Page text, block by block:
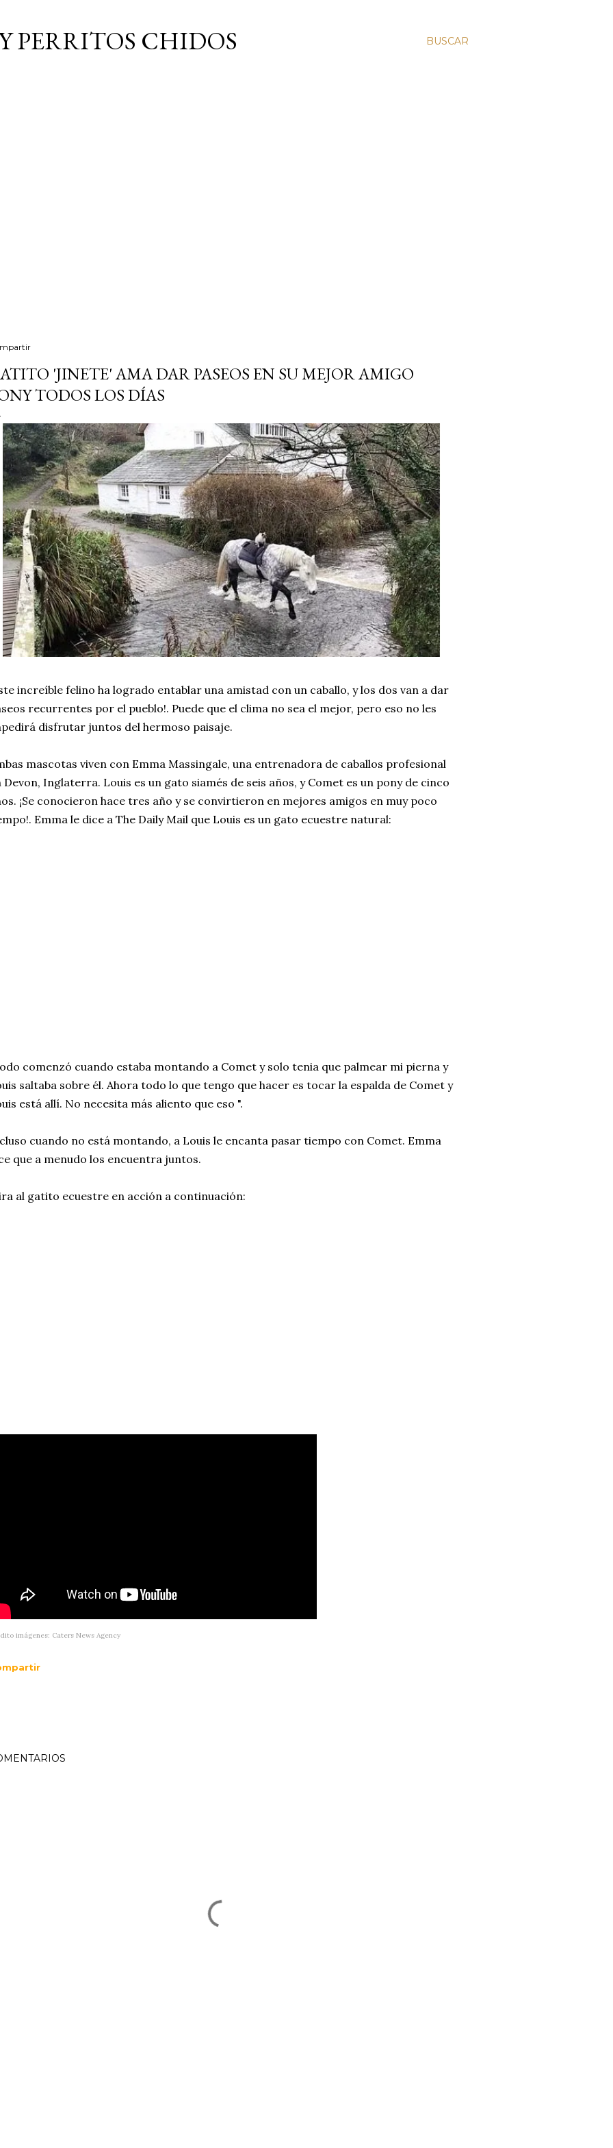
BUSCAR
PERRITOS CHIDOS
'JINETE' AMA DAR PASEOS EN SU MEJOR AMIGO
TODOS LOS DÍAS
increíble felino ha logrado entablar una amistad con un caballo, y los dos van a dar
recurrentes por el pueblo!. Puede que el clima no sea el mejor, pero eso no les
disfrutar juntos del hermoso paisaje.
mascotas viven con Emma Massingale, una entrenadora de caballos profesional
Devon, Inglaterra. Louis es un gato siamés de seis años, y Comet es un pony de cinco
¡Se conocieron hace tres año y se convirtieron en mejores amigos en muy poco
Emma le dice a The Daily Mail que Louis es un gato ecuestre natural:
comenzó cuando estaba montando a Comet y solo tenia que palmear mi pierna y
saltaba sobre él. Ahora todo lo que tengo que hacer es tocar la espalda de Comet y
está allí. No necesita más aliento que eso ".
cuando no está montando, a Louis le encanta pasar tiempo con Comet. Emma
que a menudo los encuentra juntos.
al gatito ecuestre en acción a continuación:
imágenes: Caters News Agency